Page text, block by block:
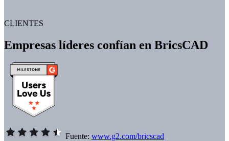
CLIENTES
Empresas líderes confían en BricsCAD
Fuente:www.g2.com/bricscad